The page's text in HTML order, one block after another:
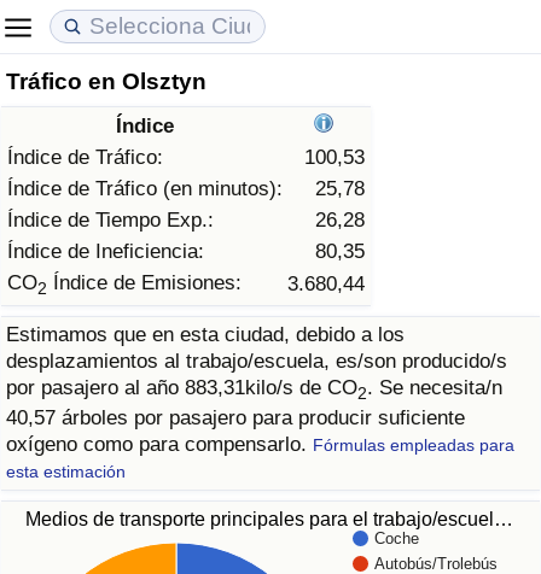
Tráfico en Olsztyn
Índice
Índice de Tráfico:
100,53
Índice de Tráfico (en minutos):
25,78
Índice de Tiempo Exp.:
26,28
Índice de Ineficiencia:
80,35
CO2 Índice de Emisiones: 3.680,44
Estimamos que en esta ciudad, debido a los
desplazamientos al trabajo/escuela, es/son producido/s
por pasajero al año 883,31kilo/s de CO2. Se necesita/n
40,57 árboles por pasajero para producir suficiente
oxígeno como para compensarlo. Fórmulas empleadas para
esta estimación
Medios de transporte principales para el trabajo/escuel…
Coche
Autobús/Trolebús
Coste de vida
Índice de Costo de Vida (Actual)
Índice de Costo de Vida
Índice de costo de vida por país
en aqaba
Precios de las propiedades
Índice de Precios de Inmuebles (Actual)
Índice de Precios de Inmuebles
Índice de Precios de Inmuebles por País
Calidad de Vida
Índice de Calidad de Vida
Índice de Calidad de Vida (Actual)
Índice de calidad de vida por país
Delincuencia
Calificación del Índice de Criminalidad
(Actual)
Índice de criminalidad por país